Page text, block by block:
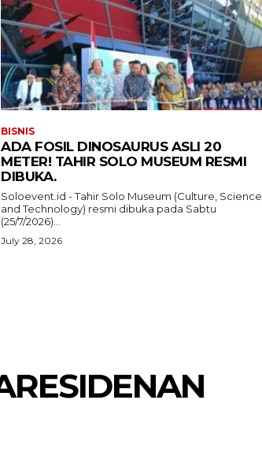
BISNIS
ADA FOSIL DINOSAURUS ASLI 20
METER! TAHIR SOLO MUSEUM RESMI
DIBUKA.
Soloevent.id - Tahir Solo Museum (Culture, Science
and Technology) resmi dibuka pada Sabtu
(25/7/2026)...
July 28, 2026